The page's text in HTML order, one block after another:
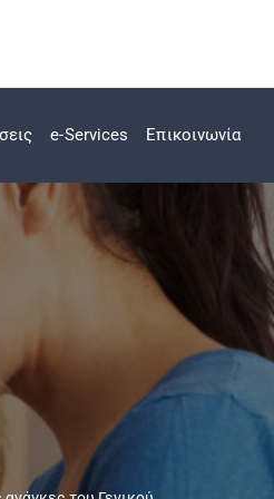
e-Services Επικοινωνία